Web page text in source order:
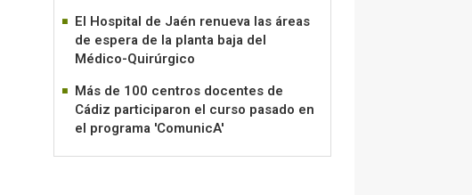
El Hospital de Jaén renueva las áreas
de espera de la planta baja del
Médico-Quirúrgico
Más de 100 centros docentes de
Cádiz participaron el curso pasado en
el programa 'ComunicA'